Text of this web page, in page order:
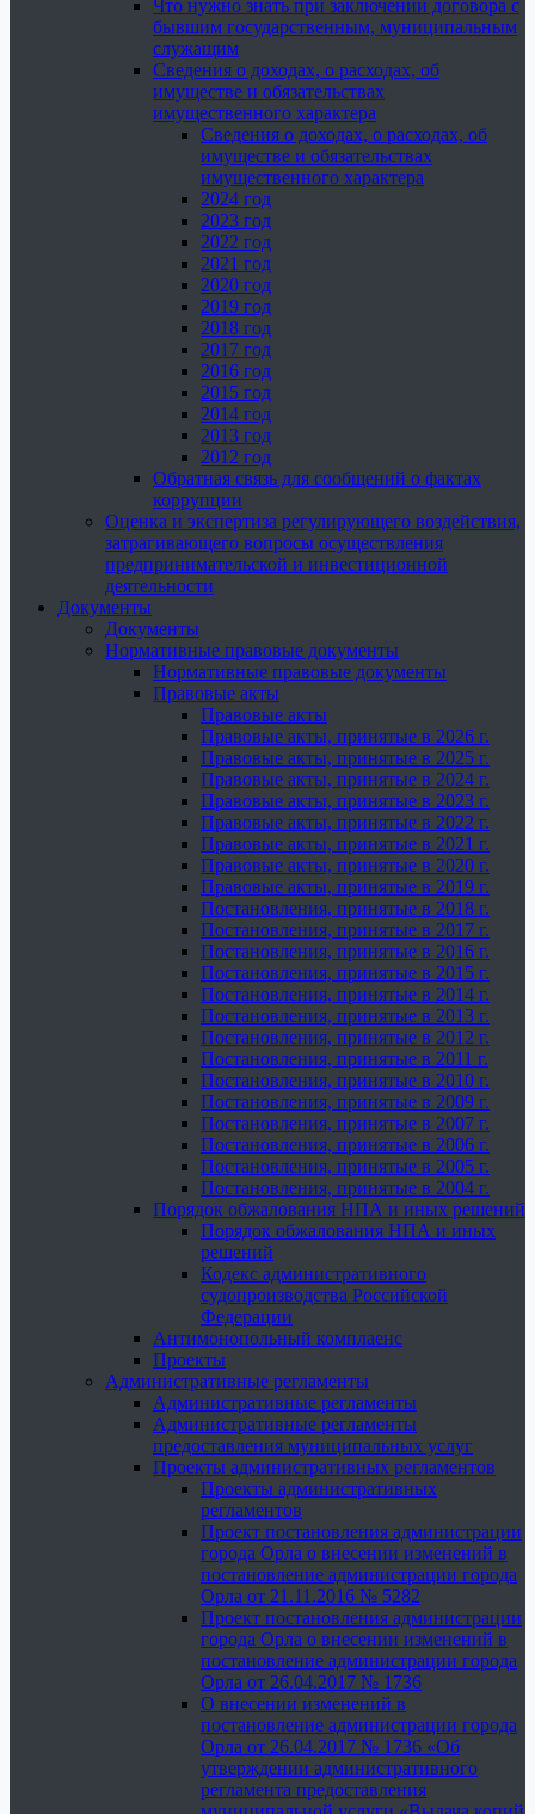
Что нужно знать при заключении договора с
бывшим государственным, муниципальным
служащим
Сведения о доходах, о расходах, об
имуществе и обязательствах
имущественного характера
Сведения о доходах, о расходах, об
имуществе и обязательствах
имущественного характера
2024 год
2023 год
2022 год
2021 год
2020 год
2019 год
2018 год
2017 год
2016 год
2015 год
2014 год
2013 год
2012 год
Обратная связь для сообщений о фактах
коррупции
Оценка и экспертиза регулирующего воздействия,
затрагивающего вопросы осуществления
предпринимательской и инвестиционной
деятельности
Документы
Документы
Нормативные правовые документы
Нормативные правовые документы
Правовые акты
Правовые акты
Правовые акты, принятые в 2026 г.
Правовые акты, принятые в 2025 г.
Правовые акты, принятые в 2024 г.
Правовые акты, принятые в 2023 г.
Правовые акты, принятые в 2022 г.
Правовые акты, принятые в 2021 г.
Правовые акты, принятые в 2020 г.
Правовые акты, принятые в 2019 г.
Постановления, принятые в 2018 г.
Постановления, принятые в 2017 г.
Постановления, принятые в 2016 г.
Постановления, принятые в 2015 г.
Постановления, принятые в 2014 г.
Постановления, принятые в 2013 г.
Постановления, принятые в 2012 г.
Постановления, принятые в 2011 г.
Постановления, принятые в 2010 г.
Постановления, принятые в 2009 г.
Постановления, принятые в 2007 г.
Постановления, принятые в 2006 г.
Постановления, принятые в 2005 г.
Постановления, принятые в 2004 г.
Порядок обжалования НПА и иных решений
Порядок обжалования НПА и иных
решений
Кодекс административного
судопроизводства Российской
Федерации
Антимонопольный комплаенс
Проекты
Административные регламенты
Административные регламенты
Административные регламенты
предоставления муниципальных услуг
Проекты административных регламентов
Проекты административных
регламентов
Проект постановления администрации
города Орла о внесении изменений в
постановление администрации города
Орла от 21.11.2016 № 5282
Проект постановления администрации
города Орла о внесении изменений в
постановление администрации города
Орла от 26.04.2017 № 1736
О внесении изменений в
постановление администрации города
Орла от 26.04.2017 № 1736 «Об
утверждении административного
регламента предоставления